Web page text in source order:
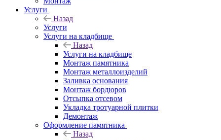
Услуги
Назад
Услуги
Услуги на кладбище
Назад
Услуги на кладбище
Монтаж памятника
Монтаж металлоизделий
Заливка основания
Монтаж бордюров
Отсыпка отсевом
Укладка тротуарной плитки
Демонтаж
Оформление памятника
Назад